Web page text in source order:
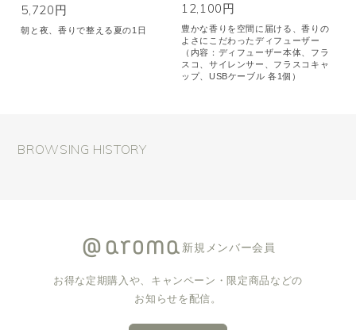
5,720円
朝と夜、香りで整える夏の1日
12,100円
豊かな香りを空間に届ける、香りの
よさにこだわったディフューザー
（内容：ディフューザー本体、フラ
スコ、サイレンサー、フラスコキャ
ップ、USBケーブル 各1個）
BROWSING HISTORY
新規メンバー会員
お得な定期購入や、キャンペーン・限定商品などの
お知らせを配信。